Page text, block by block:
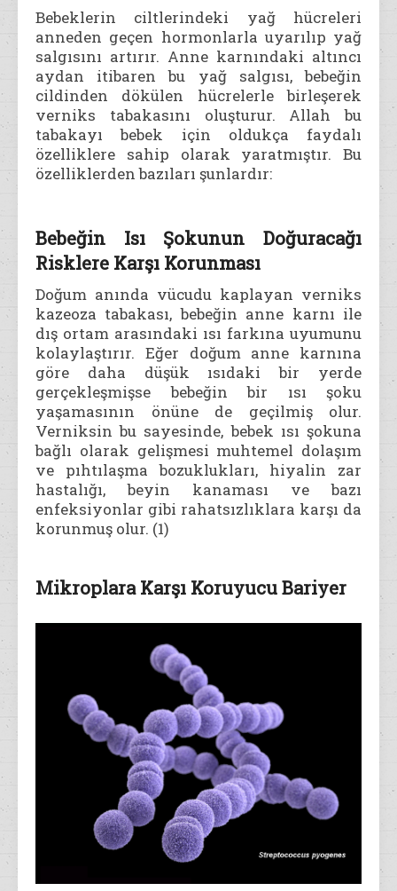
Bebeklerin ciltlerindeki yağ hücreleri
anneden geçen hormonlarla uyarılıp yağ
salgısını artırır. Anne karnındaki altıncı
aydan itibaren bu yağ salgısı, bebeğin
cildinden dökülen hücrelerle birleşerek
verniks tabakasını oluşturur. Allah bu
tabakayı bebek için oldukça faydalı
özelliklere sahip olarak yaratmıştır. Bu
özelliklerden bazıları şunlardır:
Bebeğin Isı Şokunun Doğuracağı
Risklere Karşı Korunması
Doğum anında vücudu kaplayan verniks
kazeoza tabakası, bebeğin anne karnı ile
dış ortam arasındaki ısı farkına uyumunu
kolaylaştırır. Eğer doğum anne karnına
göre daha düşük ısıdaki bir yerde
gerçekleşmişse bebeğin bir ısı şoku
yaşamasının önüne de geçilmiş olur.
Verniksin bu sayesinde, bebek ısı şokuna
bağlı olarak gelişmesi muhtemel dolaşım
ve pıhtılaşma bozuklukları, hiyalin zar
hastalığı, beyin kanaması ve bazı
enfeksiyonlar gibi rahatsızlıklara karşı da
korunmuş olur. (1)
Mikroplara Karşı Koruyucu Bariyer